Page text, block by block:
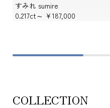
すみれ sumire
0.217ct～ ¥187,000
COLLECTION